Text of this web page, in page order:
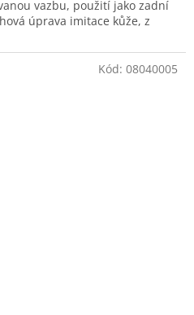
vazbu, použití jako zadní
úprava imitace kůže, z
Kód: 08040005